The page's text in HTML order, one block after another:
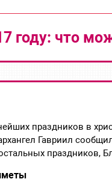
году: что
праздников в
Гавриил
праздников,